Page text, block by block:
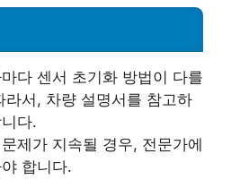
다 센서 초기화 방법이 다를
라서, 차량 설명서를 참고하
다.
제가 지속될 경우, 전문가에
합니다.